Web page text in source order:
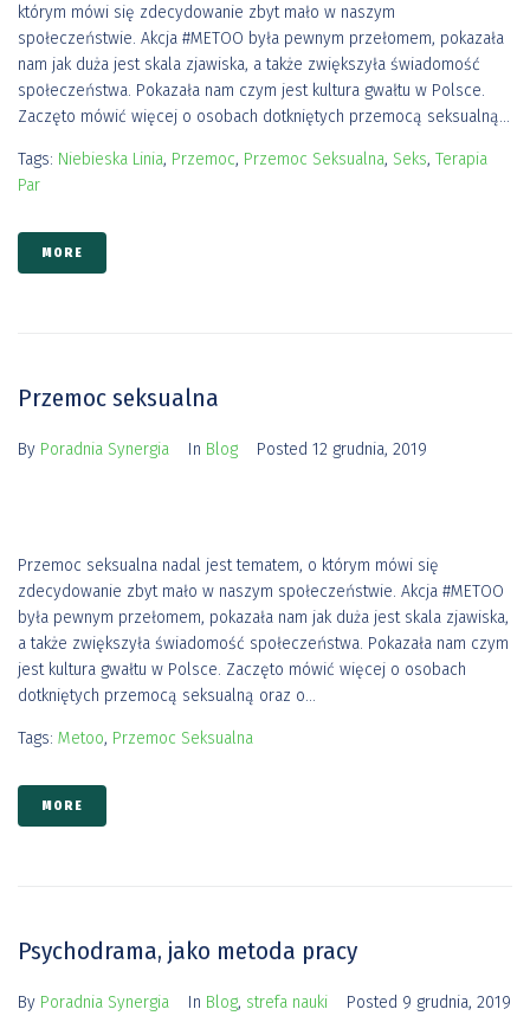
którym mówi się zdecydowanie zbyt mało w naszym
społeczeństwie. Akcja #METOO była pewnym przełomem, pokazała
nam jak duża jest skala zjawiska, a także zwiększyła świadomość
społeczeństwa. Pokazała nam czym jest kultura gwałtu w Polsce.
Zaczęto mówić więcej o osobach dotkniętych przemocą seksualną...
Tags: Niebieska Linia, Przemoc, Przemoc Seksualna, Seks, Terapia
Par
MORE
Przemoc seksualna
By Poradnia Synergia In Blog Posted 12 grudnia, 2019
Przemoc seksualna nadal jest tematem, o którym mówi się
zdecydowanie zbyt mało w naszym społeczeństwie. Akcja #METOO
była pewnym przełomem, pokazała nam jak duża jest skala zjawiska,
a także zwiększyła świadomość społeczeństwa. Pokazała nam czym
jest kultura gwałtu w Polsce. Zaczęto mówić więcej o osobach
dotkniętych przemocą seksualną oraz o...
Tags: Metoo, Przemoc Seksualna
MORE
Psychodrama, jako metoda pracy
By Poradnia Synergia In Blog, strefa nauki Posted 9 grudnia, 2019